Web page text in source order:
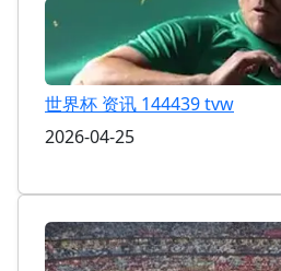
世界杯 资讯 144439 tvw
2026-04-25